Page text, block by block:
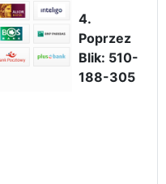
4.
Poprzez
Blik: 510-
188-305